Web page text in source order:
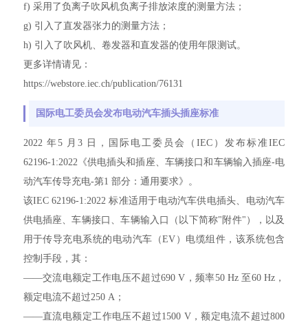
f) 采用了负离子吹风机负离子排放浓度的测量方法；
g) 引入了直发器张力的测量方法；
h) 引入了吹风机、卷发器和直发器的使用年限测试。
更多详情请见：
https://webstore.iec.ch/publication/76131
国际电工委员会发布电动汽车插头插座标准
2022 年5 月3 日，国际电工委员会（IEC）发布标准IEC
62196-1:2022《供电插头和插座、车辆接口和车辆输入插座-电
动汽车传导充电-第1 部分：通用要求》。
该IEC 62196-1:2022 标准适用于电动汽车供电插头、电动汽车
供电插座、车辆接口、车辆输入口（以下简称"附件"），以及
用于传导充电系统的电动汽车（EV）电缆组件，该系统包含
控制手段，其：
——交流电额定工作电压不超过690 V，频率50 Hz 至60 Hz，
额定电流不超过250 A；
——直流电额定工作电压不超过1500 V，额定电流不超过800